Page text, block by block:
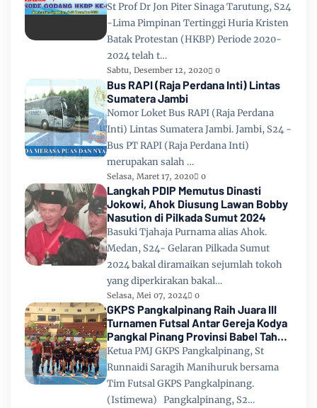
St Prof Dr Jon Piter Sinaga Tarutung, S24
-Lima Pimpinan Tertinggi Huria Kristen
Batak Protestan (HKBP) Periode 2020-
2024 telah t…
Sabtu, Desember 12, 2020 0
Bus RAPI (Raja Perdana Inti) Lintas
Sumatera Jambi
Nomor Loket Bus RAPI (Raja Perdana
Inti) Lintas Sumatera Jambi. Jambi, S24 -
Bus PT RAPI (Raja Perdana Inti)
merupakan salah …
Selasa, Maret 17, 2020 0
Langkah PDIP Memutus Dinasti
Jokowi, Ahok Diusung Lawan Bobby
Nasution di Pilkada Sumut 2024
Basuki Tjahaja Purnama alias Ahok.
Medan, S24- Gelaran Pilkada Sumut
2024 bakal diramaikan sejumlah tokoh
yang diperkirakan bakal…
Selasa, Mei 07, 2024 0
GKPS Pangkalpinang Raih Juara III
Turnamen Futsal Antar Gereja Kodya
Pangkal Pinang Provinsi Babel Tahun
2024
Ketua PMJ GKPS Pangkalpinang, St
Runnaidi Saragih Manihuruk bersama
Tim Futsal GKPS Pangkalpinang.
(Istimewa) Pangkalpinang, S2…